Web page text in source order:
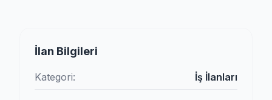
İlan Bilgileri
Kategori: İş İlanları